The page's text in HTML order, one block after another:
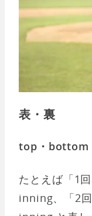
表・裏
top・bottom
たとえば「1
inning、「2